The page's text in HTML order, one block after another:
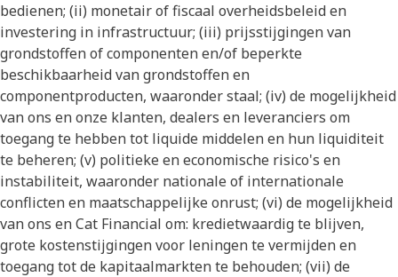
bedienen; (ii) monetair of fiscaal overheidsbeleid en
investering in infrastructuur; (iii) prijsstijgingen van
grondstoffen of componenten en/of beperkte
beschikbaarheid van grondstoffen en
componentproducten, waaronder staal; (iv) de mogelijkheid
van ons en onze klanten, dealers en leveranciers om
toegang te hebben tot liquide middelen en hun liquiditeit
te beheren; (v) politieke en economische risico's en
instabiliteit, waaronder nationale of internationale
conflicten en maatschappelijke onrust; (vi) de mogelijkheid
van ons en Cat Financial om: kredietwaardig te blijven,
grote kostenstijgingen voor leningen te vermijden en
toegang tot de kapitaalmarkten te behouden; (vii) de